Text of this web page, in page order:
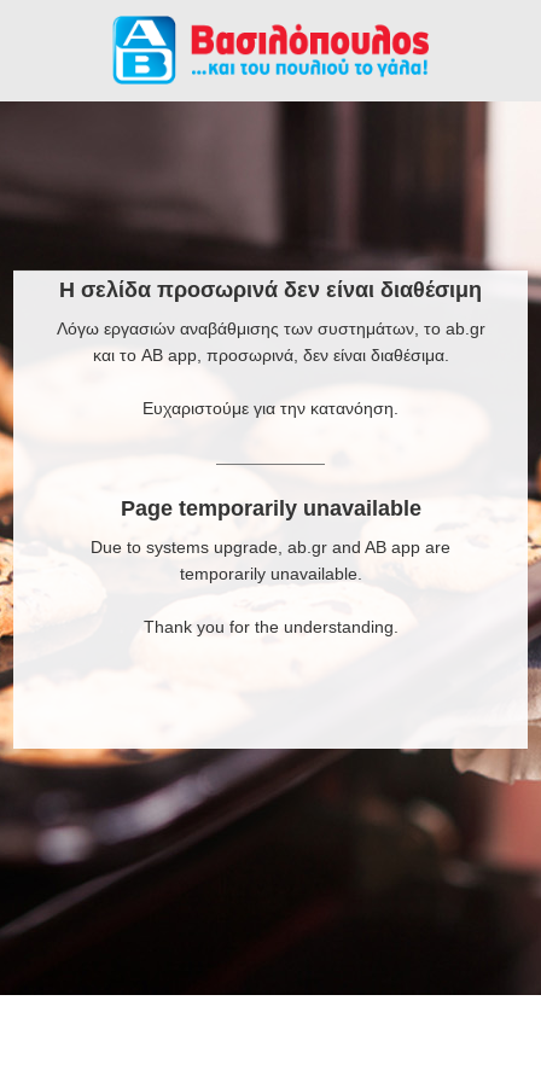
Η σελίδα προσωρινά δεν είναι διαθέσιμη
Λόγω εργασιών αναβάθμισης των συστημάτων, το ab.gr
και το AB app, προσωρινά, δεν είναι διαθέσιμα.
Ευχαριστούμε για την κατανόηση.
Page temporarily unavailable
Due to systems upgrade, ab.gr and AB app are
temporarily unavailable.
Thank you for the understanding.